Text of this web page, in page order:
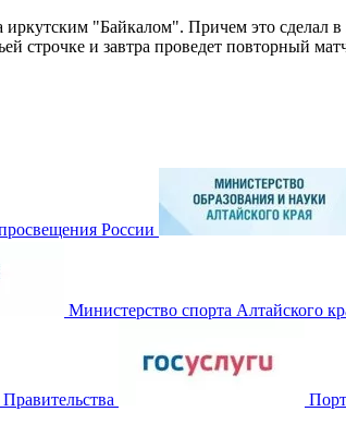
"Байкалом". Причем это сделал
строчке и завтра проведет повторный
России
Министерство спорта Алтайского